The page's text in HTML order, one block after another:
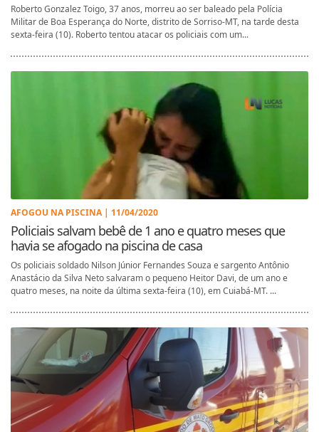
Roberto Gonzalez Toigo, 37 anos, morreu ao ser baleado pela Polícia
Militar de Boa Esperança do Norte, distrito de Sorriso-MT, na tarde desta
sexta-feira (10). Roberto tentou atacar os policiais com um...
AFOGOU NA PISCINA | 11/04/2020
Policiais salvam bebê de 1 ano e quatro meses que
havia se afogado na piscina de casa
Os policiais soldado Nilson Júnior Fernandes Souza e sargento Antônio
Anastácio da Silva Neto salvaram o pequeno Heitor Davi, de um ano e
quatro meses, na noite da última sexta-feira (10), em Cuiabá-MT. ...